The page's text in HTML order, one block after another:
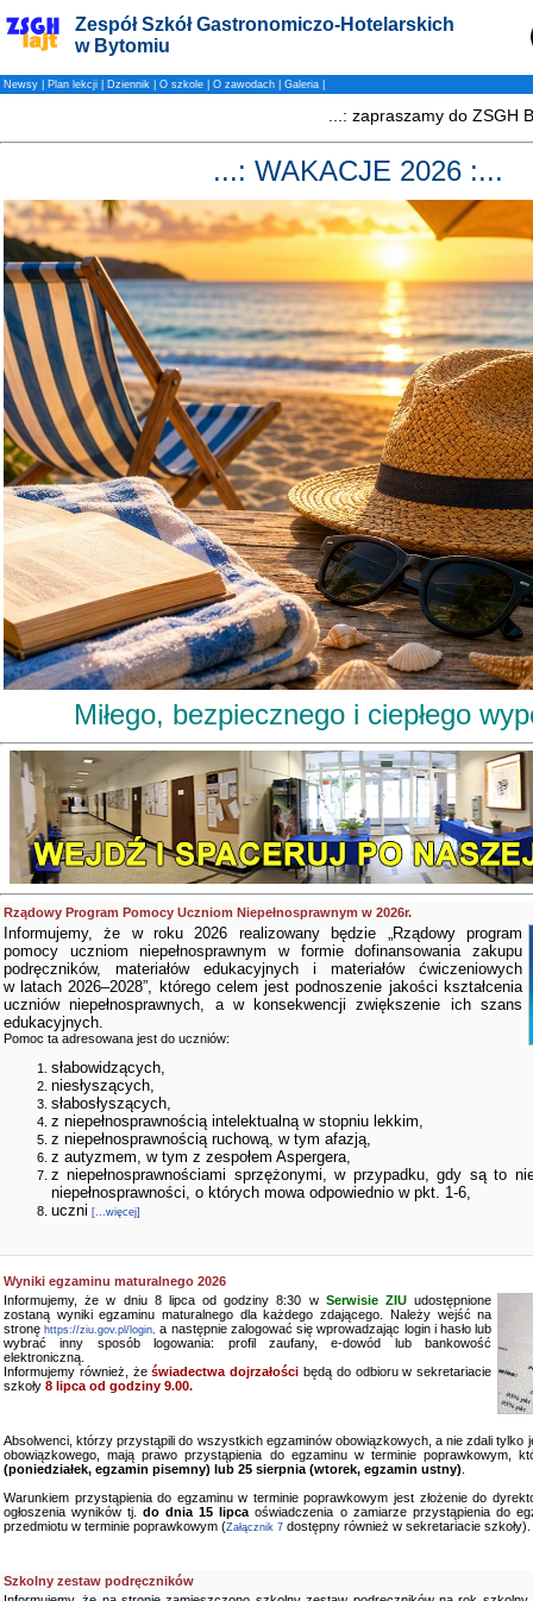
Zespół Szkół Gastronomiczo-Hotelarskich
w Bytomiu
Newsy Plan lekcji Dziennik O szkole O zawodach Galeria
...: WAKACJE 2026 :...
Miłego, bezpiecznego i ciepłego
Rządowy Program Pomocy Uczniom Niepełnosprawnym w 2026r.
Informujemy, że w roku 2026 realizowany będzie „Rządowy program
pomocy uczniom niepełnosprawnym w formie dofinansowania zakupu
podręczników, materiałów edukacyjnych i materiałów ćwiczeniowych
w latach 2026–2028”, którego celem jest podnoszenie jakości kształcenia
uczniów niepełnosprawnych, a w konsekwencji zwiększenie ich szans
edukacyjnych.
Pomoc ta adresowana jest do uczniów:
słabowidzących,
niesłyszących,
słabosłyszących,
z niepełnosprawnością intelektualną w stopniu lekkim,
z niepełnosprawnością ruchową, w tym afazją,
z autyzmem, w tym z zespołem Aspergera,
z niepełnosprawnościami sprzężonymi, w przypadku, gdy są to
niepełnosprawności, o których mowa odpowiednio w pkt. 1-6,
uczni [...więcej]
Wyniki egzaminu maturalnego 2026
Informujemy, że w dniu 8 lipca od godziny 8:30 w Serwisie ZIU udostępnione
zostaną wyniki egzaminu maturalnego dla każdego zdającego. Należy wejść na
stronęhttps://ziu.gov.pl/login, a następnie zalogować się wprowadzając login i hasło lub
wybrać inny sposób logowania: profil zaufany, e-dowód lub bankowość
elektroniczną.
Informujemy również, żeświadectwa dojrzałości będą do odbioru w sekretariacie
szkoły 8 lipca od godziny 9.00.
Absolwenci, którzy przystąpili do wszystkich egzaminów obowiązkowych, a nie zdali tylko
obowiązkowego, mają prawo przystąpienia do egzaminu w terminie poprawkowym,
(poniedziałek, egzamin pisemny) lub 25 sierpnia (wtorek, egzamin ustny)
Warunkiem przystąpienia do egzaminu w terminie poprawkowym jest złożenie do
ogłoszenia wyników tj.do dnia 15 lipca oświadczenia o zamiarze przystąpienia do
przedmiotu w terminie poprawkowym (Załącznik 7 dostępny również w sekretariacie szkoły).
Szkolny zestaw podręczników